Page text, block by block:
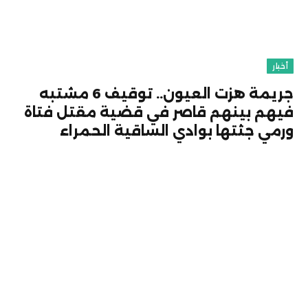
أخبار
جريمة هزت العيون.. توقيف 6 مشتبه
فيهم بينهم قاصر في قضية مقتل فتاة
ورمي جثتها بوادي الساقية الحمراء